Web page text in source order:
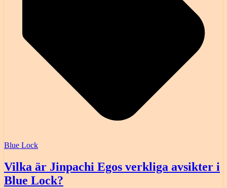
Blue Lock
Vilka är Jinpachi Egos verkliga avsikter i
Blue Lock?